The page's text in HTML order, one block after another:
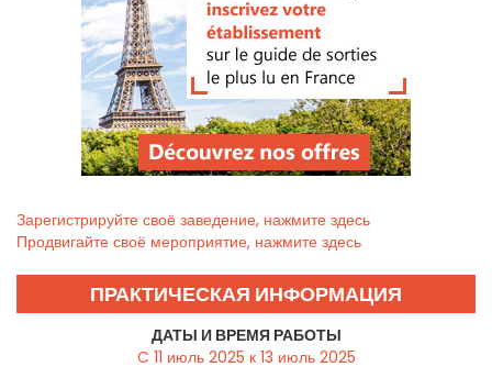
Зарегистрируйте своё заведение, нажмите здесь
Продвигайте своё мероприятие, нажмите здесь
ПРАКТИЧЕСКАЯ ИНФОРМАЦИЯ
ДАТЫ И ВРЕМЯ РАБОТЫ
C 11 июль 2025 к 13 июль 2025